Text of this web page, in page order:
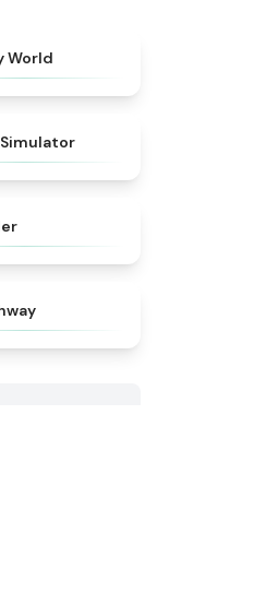
World